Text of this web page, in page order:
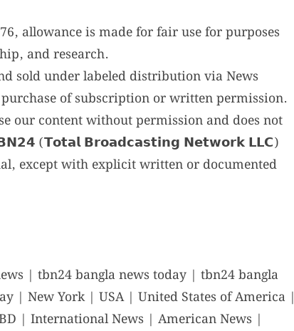
allowance is made for fair use for purposes
and research.
sold under labeled distribution via News
of subscription or written permission.
our content without permission and does not
(𝗧𝗼𝘁𝗮𝗹 𝗕𝗿𝗼𝗮𝗱𝗰𝗮𝘀𝘁𝗶𝗻𝗴 𝗡𝗲𝘁𝘄𝗼𝗿𝗸 𝗟𝗟𝗖)
except with explicit written or documented
| tbn24 bangla news today | tbn24 bangla
| New York | USA | United States of America |
| International News | American News |